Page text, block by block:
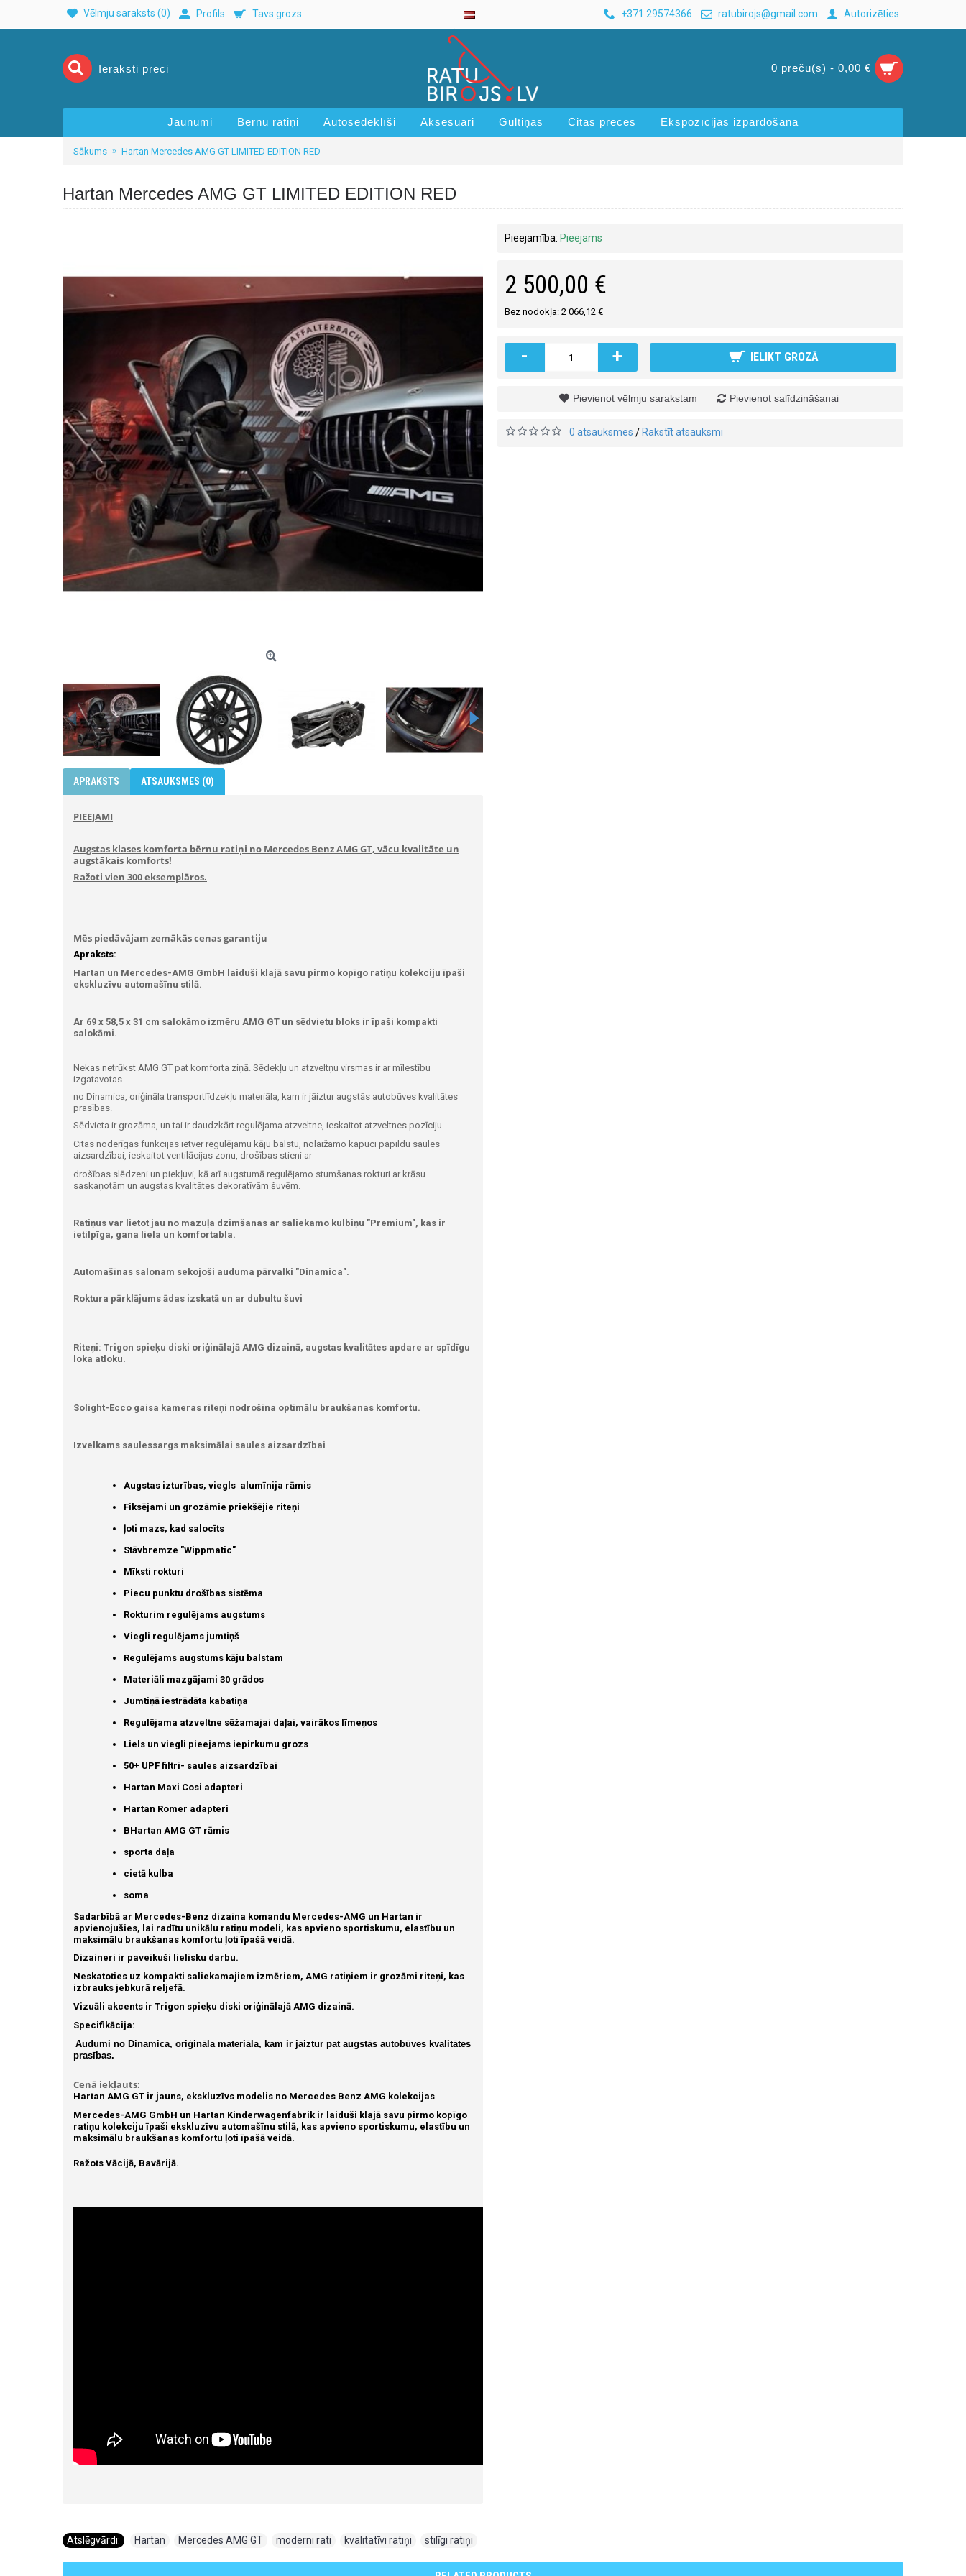
Vēlmju saraksts (0) Profils Tavs grozs +371 29574366 ratubirojs@gmail.com Autorizēties
0 preču(s) - 0,00 €
Jaunumi Bērnu ratiņi Autosēdeklīši Aksesuāri Gultiņas Citas preces Ekspozīcijas izpārdošana
Sākums Hartan Mercedes AMG GT LIMITED EDITION RED
Hartan Mercedes AMG GT LIMITED EDITION RED
APRAKSTS ATSAUKSMES (0)
PIEEJAMI
Augstas klases komforta bērnu ratiņi no Mercedes Benz AMG GT, vācu kvalitāte un
augstākais komforts!
Ražoti vien 300 eksemplāros.
Mēs piedāvājam zemākās cenas garantiju
Apraksts:
Hartan un Mercedes-AMG GmbH laiduši klajā savu pirmo kopīgo ratiņu kolekciju īpaši
ekskluzīvu automašīnu stilā.
Ar 69 x 58,5 x 31 cm salokāmo izmēru AMG GT un sēdvietu bloks ir īpaši kompakti
salokāmi.
Nekas netrūkst AMG GT pat komforta ziņā. Sēdekļu un atzveltņu virsmas ir ar mīlestību
izgatavotas
no Dinamica, oriģināla transportlīdzekļu materiāla, kam ir jāiztur augstās autobūves kvalitātes
prasības.
Sēdvieta ir grozāma, un tai ir daudzkārt regulējama atzveltne, ieskaitot atzveltnes pozīciju.
Citas noderīgas funkcijas ietver regulējamu kāju balstu, nolaižamo kapuci papildu saules
aizsardzībai, ieskaitot ventilācijas zonu, drošības stieni ar
drošības slēdzeni un piekļuvi, kā arī augstumā regulējamo stumšanas rokturi ar krāsu
saskaņotām un augstas kvalitātes dekoratīvām šuvēm.
Ratiņus var lietot jau no mazuļa dzimšanas ar saliekamo kulbiņu "Premium", kas ir
ietilpīga, gana liela un komfortabla.
Automašīnas salonam sekojoši auduma pārvalki "Dinamica".
Roktura pārklājums ādas izskatā un ar dubultu šuvi
Riteņi: Trigon spieķu diski oriģinālajā AMG dizainā, augstas kvalitātes apdare ar spīdīgu
loka atloku.
Solight-Ecco gaisa kameras riteņi nodrošina optimālu braukšanas komfortu.
Izvelkams saulessargs maksimālai saules aizsardzībai
Augstas izturības, viegls alumīnija rāmis
Fiksējami un grozāmie priekšējie riteņi
ļoti mazs, kad salocīts
Stāvbremze "Wippmatic"
Mīksti rokturi
Piecu punktu drošības sistēma
Rokturim regulējams augstums
Viegli regulējams jumtiņš
Regulējams augstums kāju balstam
Materiāli mazgājami 30 grādos
Jumtiņā iestrādāta kabatiņa
Regulējama atzveltne sēžamajai daļai, vairākos līmeņos
Liels un viegli pieejams iepirkumu grozs
50+ UPF filtri- saules aizsardzībai
Hartan Maxi Cosi adapteri
Hartan Romer adapteri
BHartan AMG GT rāmis
sporta daļa
cietā kulba
soma
Sadarbībā ar Mercedes-Benz dizaina komandu Mercedes-AMG un Hartan ir
apvienojušies, lai radītu unikālu ratiņu modeli, kas apvieno sportiskumu, elastību un
maksimālu braukšanas komfortu ļoti īpašā veidā.
Dizaineri ir paveikuši lielisku darbu.
Neskatoties uz kompakti saliekamajiem izmēriem, AMG ratiņiem ir grozāmi riteņi, kas
izbrauks jebkurā reljefā.
Vizuāli akcents ir Trigon spieķu diski oriģinālajā AMG dizainā.
Specifikācija:
Audumi no Dinamica, oriģināla materiāla, kam ir jāiztur pat augstās autobūves kvalitātes
prasības.
Cenā iekļauts:
Hartan AMG GT ir jauns, ekskluzīvs modelis no Mercedes Benz AMG kolekcijas
Mercedes-AMG GmbH un Hartan Kinderwagenfabrik ir laiduši klajā savu pirmo kopīgo
ratiņu kolekciju īpaši ekskluzīvu automašīnu stilā, kas apvieno sportiskumu, elastību un
maksimālu braukšanas komfortu ļoti īpašā veidā.
Ražots Vācijā, Bavārijā.
Pieejamība: Pieejams
2 500,00 €
Bez nodokļa: 2 066,12 €
- + IELIKT GROZĀ
Pievienot vēlmju sarakstam Pievienot salīdzināšanai
0 atsauksmes / Rakstīt atsauksmi
Atslēgvārdi: Hartan Mercedes AMG GT moderni rati kvalitatīvi ratiņi stilīgi ratiņi